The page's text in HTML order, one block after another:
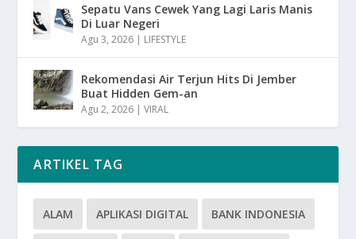
Sepatu Vans Cewek Yang Lagi Laris Manis
Di Luar Negeri
Agu 3, 2026 | LIFESTYLE
Rekomendasi Air Terjun Hits Di Jember
Buat Hidden Gem-an
Agu 2, 2026 |VIRAL
ARTIKEL TAG
ALAM APLIKASI DIGITAL BANK INDONESIA